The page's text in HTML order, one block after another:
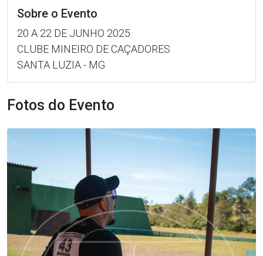
Sobre o Evento
20 A 22 DE JUNHO 2025
CLUBE MINEIRO DE CAÇADORES
SANTA LUZIA - MG
Fotos do Evento